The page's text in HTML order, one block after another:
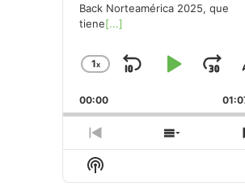
Back Norteamérica 2025, que
tiene[...]
Change
Rate
1x
Skip
Backward
Play
Pause
00:00
Previous
Episode
Show
Episodes
Show
Podcast